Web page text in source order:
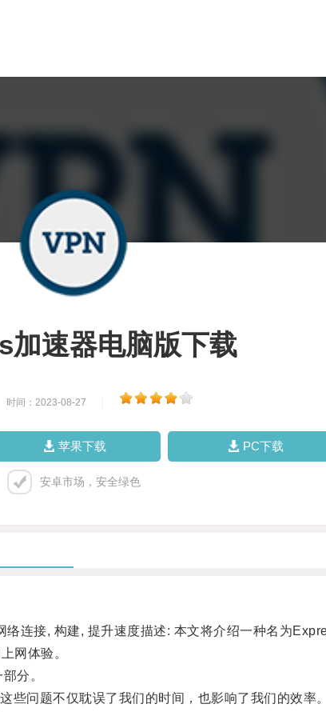
加速器电脑版下载
时间：2023-08-27
苹果下载 PC下载
安卓市场，安全绿色
接, 构建, 提升速度描述: 本文将介绍一种名为
网体验。
分。
问题不仅耽误了我们的时间，也影响了我们的效率。